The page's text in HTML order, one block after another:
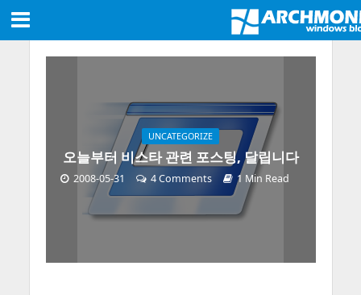
UNCATEGORIZE
오늘부터 비스타 관련 포스팅, 달립니다
2008-05-31 4 Comments 1 Min Read